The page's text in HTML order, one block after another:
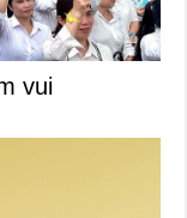
vui